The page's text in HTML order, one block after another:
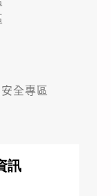
全專區